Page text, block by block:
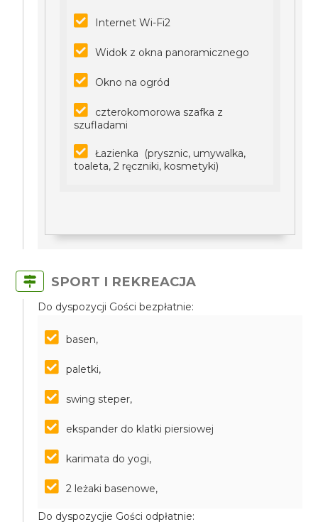
Internet Wi-Fi2
Widok z okna panoramicznego
Okno na ogród
czterokomorowa szafka z
szufladami
Łazienka (prysznic, umywalka,
toaleta, 2 ręczniki, kosmetyki)
SPORT I REKREACJA
Do dyspozycji Gości bezpłatnie:
basen,
paletki,
swing steper,
ekspander do klatki piersiowej
karimata do yogi,
2 leżaki basenowe,
Do dyspozycjie Gości odpłatnie: